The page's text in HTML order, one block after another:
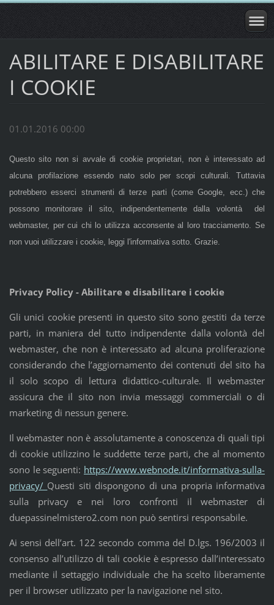
ABILITARE E DISABILITARE
I COOKIE
01.01.2016 00:00
Questo sito non si avvale di cookie proprietari, non è interessato ad
alcuna profilazione essendo nato solo per scopi culturali. Tuttavia
potrebbero esserci strumenti di terze parti (come Google, ecc.) che
possono monitorare il sito, indipendentemente dalla volontà del
webmaster, per cui chi lo utilizza acconsente al loro tracciamento. Se
non vuoi utilizzare i cookie, leggi l'informativa sotto. Grazie.
Privacy Policy - Abilitare e disabilitare i cookie
Gli unici cookie presenti in questo sito sono gestiti da terze
parti, in maniera del tutto indipendente dalla volontà del
webmaster, che non è interessato ad alcuna proliferazione
considerando che l’aggiornamento dei contenuti del sito ha
il solo scopo di lettura didattico-culturale. Il webmaster
assicura che il sito non invia messaggi commerciali o di
marketing di nessun genere.
Il webmaster non è assolutamente a conoscenza di quali tipi
di cookie utilizzino le suddette terze parti, che al momento
sono le seguenti: https://www.webnode.it/informativa-sulla-
privacy/ Questi siti dispongono di una propria informativa
sulla privacy e nei loro confronti il webmaster di
duepassinelmistero2.com non può sentirsi responsabile.
Ai sensi dell’art. 122 secondo comma del D.lgs. 196/2003 il
consenso all’utilizzo di tali cookie è espresso dall’interessato
mediante il settaggio individuale che ha scelto liberamente
per il browser utilizzato per la navigazione nel sito.